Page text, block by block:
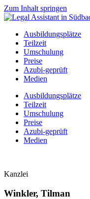
Zum Inhalt springen
Ausbildungsplätze
Teilzeit
Umschulung
Preise
Azubi-geprüft
Medien
Ausbildungsplätze
Teilzeit
Umschulung
Preise
Azubi-geprüft
Medien
Kanzlei
Winkler, Tilman